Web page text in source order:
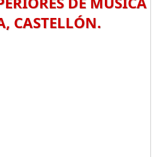
CASTELLÓN.